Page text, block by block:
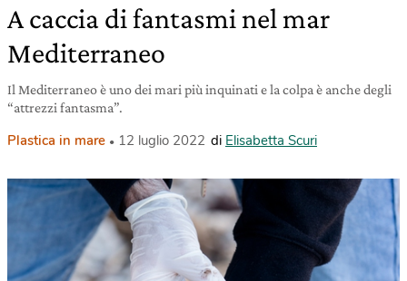
A caccia di fantasmi nel mar
Mediterraneo
Il Mediterraneo è uno dei mari più inquinati e la colpa è anche degli
“attrezzi fantasma”.
Plastica in mare 12 luglio 2022 di Elisabetta Scuri